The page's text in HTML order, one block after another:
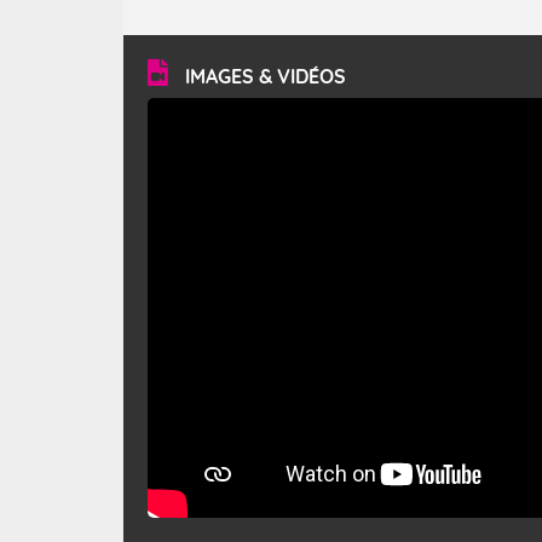
vitesse moyenne de 50 km/h et atteindre 80 à 100 km/h
en rafales, parfois davantage. Il parcourt la basse vallée
du Rhône et la Provence et envahit le littoral
méditerranéen à partir de la Camargue.
IMAGES & VIDÉOS